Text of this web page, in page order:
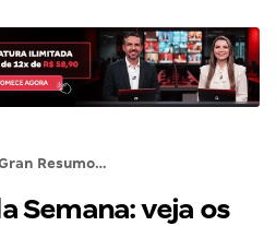
Gran Resumo da Semana: veja os destaques 22 a 27 de abril
Semana: veja os